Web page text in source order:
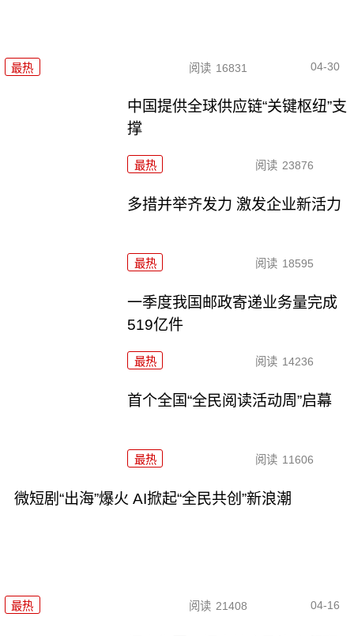
最热 阅读 16831 04-30
中国提供全球供应链“关键枢纽”支
撑
最热 阅读 23876
多措并举齐发力 激发企业新活力
最热 阅读 18595
一季度我国邮政寄递业务量完成
519亿件
最热 阅读 14236
首个全国“全民阅读活动周”启幕
最热 阅读 11606
微短剧“出海”爆火 AI掀起“全民共创”新浪潮
最热 阅读 21408 04-16